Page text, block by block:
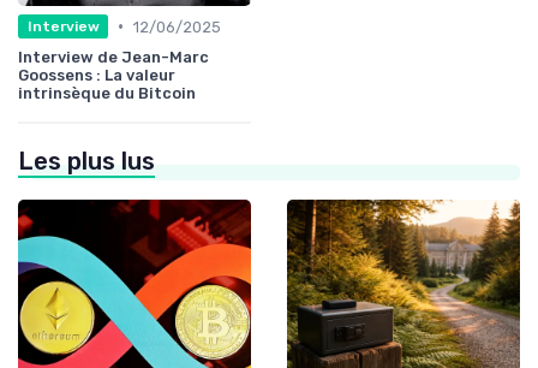
Interview • 12/06/2025
Interview de Jean-Marc
Goossens : La valeur
intrinsèque du Bitcoin
Les plus lus